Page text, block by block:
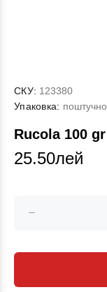
СКУ: 123380
Упаковка: поштучно
Rucola 100 gr
25.50лей